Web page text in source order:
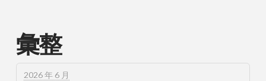
彙整
2026 年 6 月